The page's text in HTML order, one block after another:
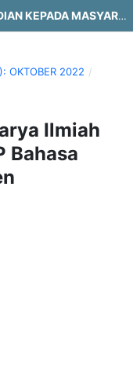
J-ABDIPAMAS (JURNAL PENGABDIAN KEPADA MASYARAKAT)
OKTOBER 2022 /
Ilmiah
Bahasa